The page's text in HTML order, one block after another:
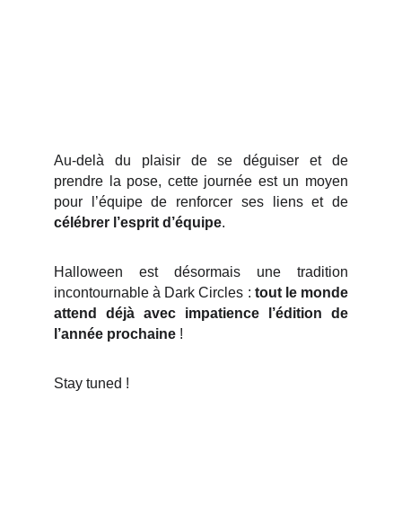
Au-delà du plaisir de se déguiser et de
prendre la pose, cette journée est un moyen
pour l’équipe de renforcer ses liens et de
célébrer l’esprit d’équipe.
Halloween est désormais une tradition
incontournable à Dark Circles : tout le monde
attend déjà avec impatience l’édition de
l’année prochaine !
Stay tuned !